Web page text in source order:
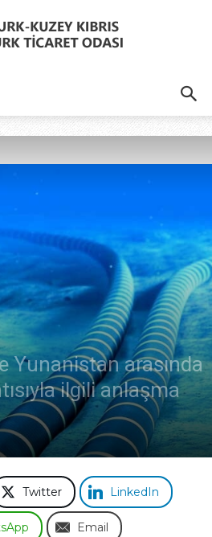
Türk
Ticaret
Odası
Yunanistan arasında
ilgili anlaşma
Twitter LinkedIn
Email